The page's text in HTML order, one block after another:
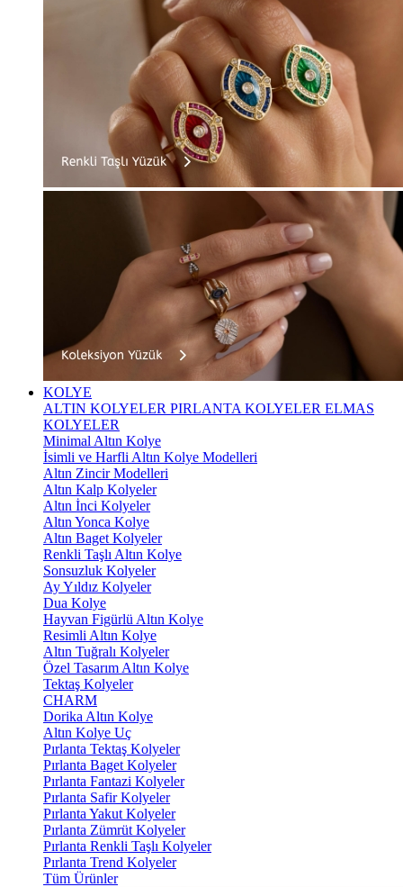
KOLYE
ALTIN KOLYELER PIRLANTA KOLYELER ELMAS
KOLYELER
Minimal Altın Kolye
İsimli ve Harfli Altın Kolye Modelleri
Altın Zincir Modelleri
Altın Kalp Kolyeler
Altın İnci Kolyeler
Altın Yonca Kolye
Altın Baget Kolyeler
Renkli Taşlı Altın Kolye
Sonsuzluk Kolyeler
Ay Yıldız Kolyeler
Dua Kolye
Hayvan Figürlü Altın Kolye
Resimli Altın Kolye
Altın Tuğralı Kolyeler
Özel Tasarım Altın Kolye
Tektaş Kolyeler
CHARM
Dorika Altın Kolye
Altın Kolye Uç
Pırlanta Tektaş Kolyeler
Pırlanta Baget Kolyeler
Pırlanta Fantazi Kolyeler
Pırlanta Safir Kolyeler
Pırlanta Yakut Kolyeler
Pırlanta Zümrüt Kolyeler
Pırlanta Renkli Taşlı Kolyeler
Pırlanta Trend Kolyeler
Tüm Ürünler